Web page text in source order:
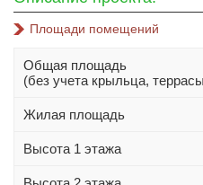
10х12
11х11
11х14
11х15
12х14
Площади помещений
Общая площадь
(без учета крыльца,
Жилая площадь
Высота 1 этажа